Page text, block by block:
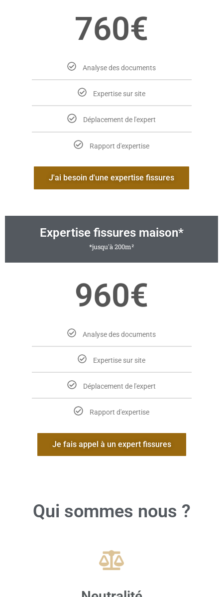
760€
Analyse des documents
Expertise sur site
Déplacement de l'expert
Rapport d'expertise
J'ai besoin d'une expertise fissures
Expertise fissures maison*
*jusqu'à 200m²
960€
Analyse des documents
Expertise sur site
Déplacement de l'expert
Rapport d'expertise
Je fais appel à un expert fissures
Qui sommes nous ?